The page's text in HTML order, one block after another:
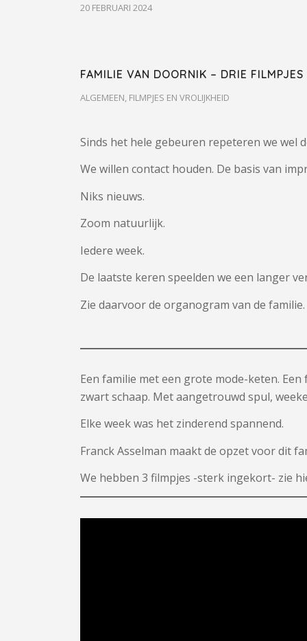
20 FEBRUARI 2024
FAMILIE VAN DOORNIK – DRIE
ALGEMEEN, FILMPJES EN VROLIJKHEID
Sinds het hele gebeuren repeteren we wel
We willen contact houden. De basis van
Niks nieuws.
Zoom natuurlijk.
Iedere week.
De laatste keren speelden we een langer
Zie daarvoor de organogram van de
Een familie met een grote mode-keten.
zwart schaap. Met aangetrouwd spul,
Elke week was het zinderend spannend.
Franck Asselman maakt de opzet voor dit
We hebben 3 filmpjes -sterk ingekort- zie